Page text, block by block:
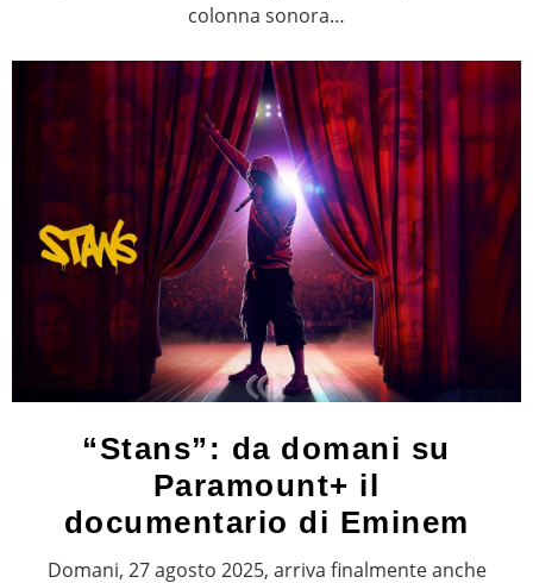
colonna sonora…
“Stans”: da domani su
Paramount+ il
documentario di Eminem
Domani, 27 agosto 2025, arriva finalmente anche